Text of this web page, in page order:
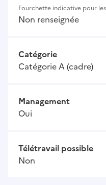
Fourchette indicative pour
Non renseignée
Catégorie
Catégorie A (cadre)
Management
Oui
Télétravail possible
Non